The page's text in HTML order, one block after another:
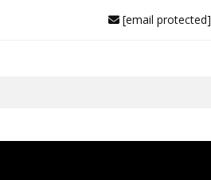
[email protected]